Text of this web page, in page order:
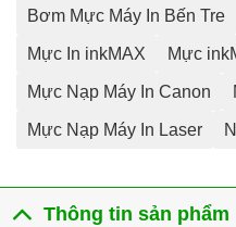
Bơm Mực Máy In Bến Tre
Mực In inkMAX Mực
Mực Nạp Máy In Canon
Mực Nạp Máy In Laser
Thông tin sản phẩm